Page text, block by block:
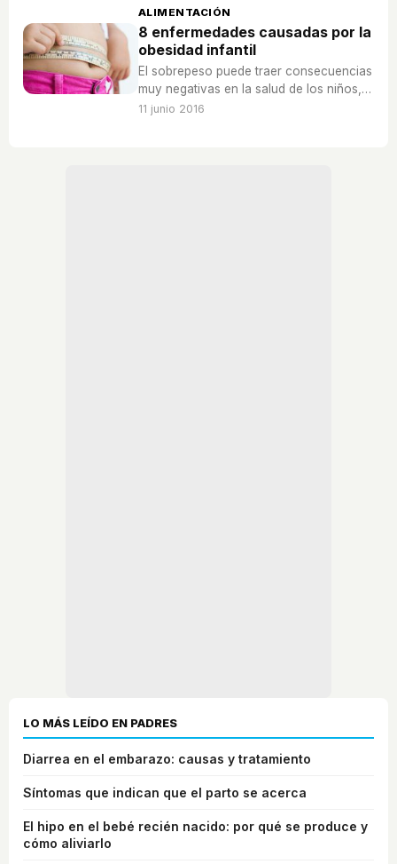
ALIMENTACIÓN
8 enfermedades causadas por la
obesidad infantil
El sobrepeso puede traer consecuencias
muy negativas en la salud de los niños,
retrasa su crecimiento y aumenta la
11 junio 2016
LO MÁS LEÍDO EN PADRES
Diarrea en el embarazo: causas y tratamiento
Síntomas que indican que el parto se acerca
El hipo en el bebé recién nacido: por qué se produce y
cómo aliviarlo